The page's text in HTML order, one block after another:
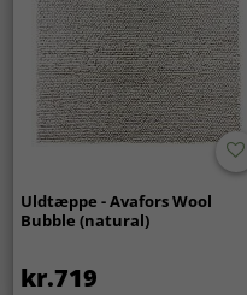
Uldtæppe - Avafors Wool
Bubble (natural)
kr.719